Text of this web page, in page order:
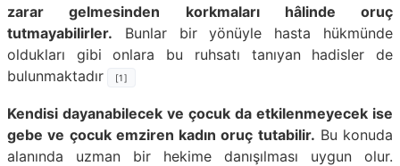
zarar gelmesinden korkmaları hâlinde oruç
tutmayabilirler. Bunlar bir yönüyle hasta hükmünde
oldukları gibi onlara bu ruhsatı tanıyan hadisler de
bulunmaktadır
[1]
Kendisi dayanabilecek ve çocuk da etkilenmeyecek ise
gebe ve çocuk emziren kadın oruç tutabilir. Bu konuda
alanında uzman bir hekime danışılması uygun olur.